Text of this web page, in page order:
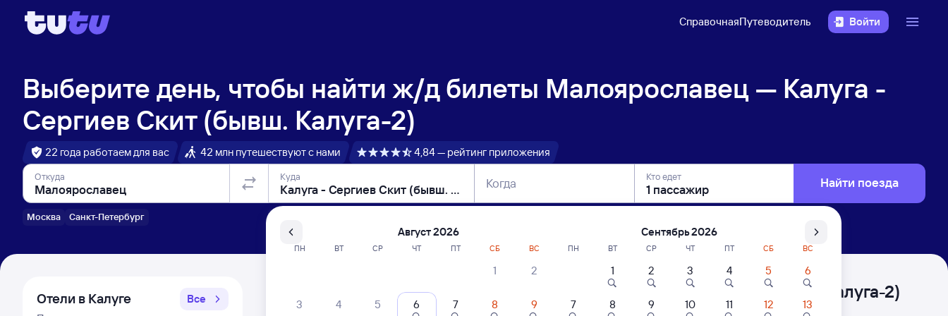
СправочнаяПутеводитель Войти
Выберите день, чтобы найти ж/д билеты Малоярославец — Калуга -
Сергиев Скит (бывш. Калуга-2)
22 года работаем для вас 42 млн путешествуют с нами 4,84 — рейтинг приложения
Откуда
Москва Санкт-Петербург
Куда Когда Кто едет Найти поезда
Отели в Калуге
Все
Расписание поездов Малоярославец — Калуга - Сергиев Скит (бывш. Калуга-2)
Август 2026
ПН ВТ СР ЧТ ПТ СБ ВС
1 2
3 4 5 6 7 8 9
Сентябрь 2026
ПН ВТ СР ЧТ ПТ СБ ВС
1 2 3 4 5 6
7 8 9 10 11 12 13